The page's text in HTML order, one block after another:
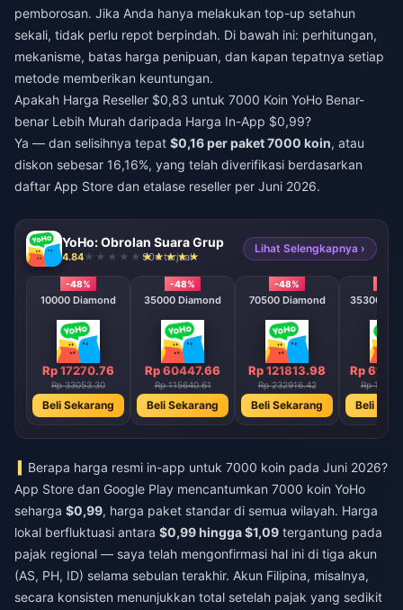
pemborosan. Jika Anda hanya melakukan top-up setahun
sekali, tidak perlu repot berpindah. Di bawah ini: perhitungan,
mekanisme, batas harga penipuan, dan kapan tepatnya setiap
metode memberikan keuntungan.
Apakah Harga Reseller $0,83 untuk 7000 Koin YoHo Benar-
benar Lebih Murah daripada Harga In-App $0,99?
Ya — dan selisihnya tepat $0,16 per paket 7000 koin, atau
diskon sebesar 16,16%, yang telah diverifikasi berdasarkan
daftar App Store dan etalase reseller per Juni 2026.
YoHo: Obrolan Suara Grup
4.84 904 terjual
Lihat Selengkapnya ›
-48%
10000 Diamond
Rp 17270.76
Rp 33053.30
Beli Sekarang
-48%
35000 Diamond
Rp 60447.66
Rp 115640.61
Beli Sekarang
-48%
70500 Diamond
Rp 121813.98
Rp 232916.42
Beli Sekarang
353000
Rp
Rp
Beli
Berapa harga resmi in-app untuk 7000 koin pada Juni 2026?
App Store dan Google Play mencantumkan 7000 koin YoHo
seharga $0,99, harga paket standar di semua wilayah. Harga
lokal berfluktuasi antara $0,99 hingga $1,09 tergantung pada
pajak regional — saya telah mengonfirmasi hal ini di tiga akun
(AS, PH, ID) selama sebulan terakhir. Akun Filipina, misalnya,
secara konsisten menunjukkan total setelah pajak yang sedikit